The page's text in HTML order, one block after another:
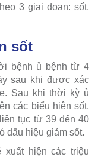
3 giai đoạn: sốt,
sốt
bệnh ủ bệnh từ 4
sau khi được xác
Sau khi thời kỳ ủ
các biểu hiện sốt,
tục từ 39 đến 40
dấu hiệu giảm sốt.
xuất hiện các triệu